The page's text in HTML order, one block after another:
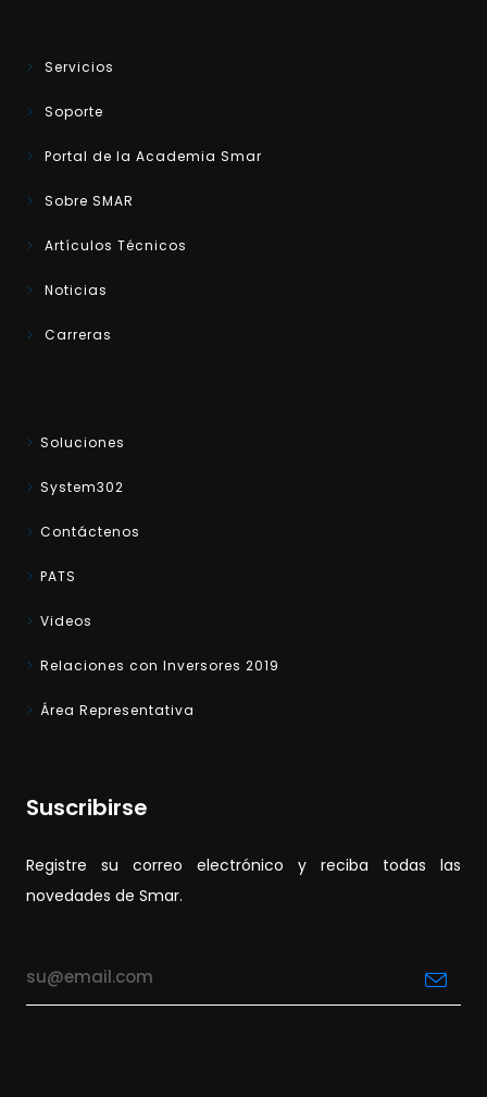
Servicios
Soporte
Portal de la Academia Smar
Sobre SMAR
Artículos Técnicos
Noticias
Carreras
Soluciones
System302
Contáctenos
PATS
Videos
Relaciones con Inversores 2019
Área Representativa
Suscribirse
Registre su correo electrónico y reciba todas las
novedades de Smar.